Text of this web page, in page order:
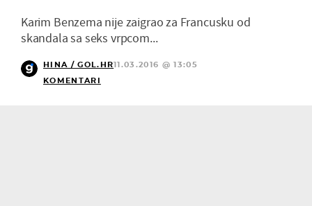
Karim Benzema nije zaigrao za Francusku od
skandala sa seks vrpcom...
HINA / GOL.HR11.03.2016 @ 13:05
KOMENTARI